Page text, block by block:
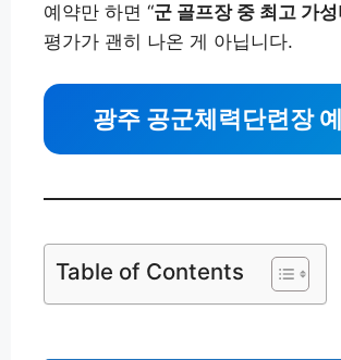
예약만 하면 “군 골프장 중 최고 가
평가가 괜히 나온 게 아닙니다.
광주 공군체력단련장
Table of Contents